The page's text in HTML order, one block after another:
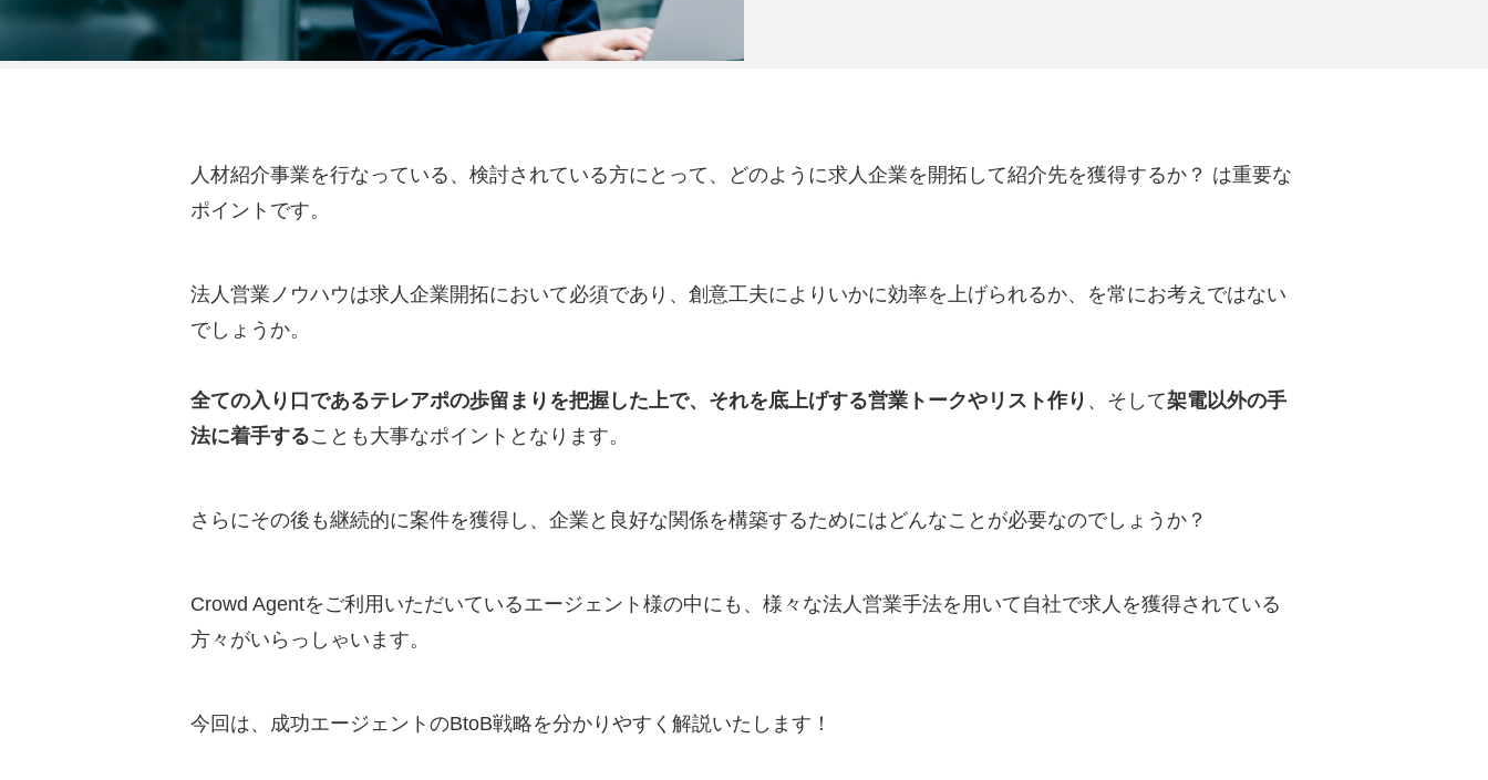
人材紹介事業を行なっている、検討されている方にとって、どのように求人企業を開拓して紹介先を獲得するか？ は重要な
ポイントです。
法人営業ノウハウは求人企業開拓において必須であり、創意工夫によりいかに効率を上げられるか、を常にお考えではない
でしょうか。
全ての入り口であるテレアポの歩留まりを把握した上で、それを底上げする営業トークやリスト作り 、そして架電以外の手
法に着手することも大事なポイントとなります。
さらにその後も継続的に案件を獲得し、企業と良好な関係を構築するためにはどんなことが必要なのでしょうか？
Crowd Agentをご利用いただいているエージェント様の中にも、様々な法人営業手法を用いて自社で求人を獲得されている
方々がいらっしゃいます。
今回は、成功エージェントのBtoB戦略を分かりやすく解説いたします！